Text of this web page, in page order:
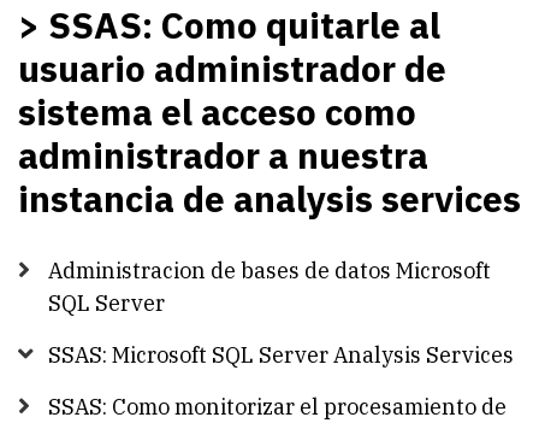
> SSAS: Como quitarle al
usuario administrador de
sistema el acceso como
administrador a nuestra
instancia de analysis services
Administracion de bases de datos Microsoft
SQL Server
SSAS: Microsoft SQL Server Analysis Services
SSAS: Como monitorizar el procesamiento de